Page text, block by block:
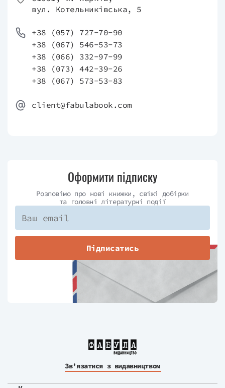
вул. Котельниківська, 5
+38 (057) 727-70-90
+38 (067) 546-53-73
+38 (066) 332-97-99
+38 (073) 442-39-26
+38 (067) 573-53-83
client@fabulabook.com
Оформити підписку
Розповімо про нові книжки, свіжі добірки
та головні літературні події
Підписатись
Зв’язатися з видавництвом